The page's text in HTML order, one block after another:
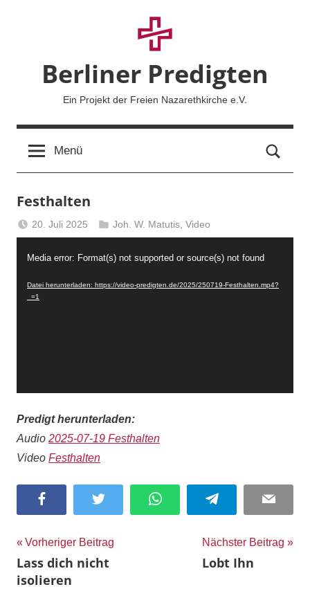
Berliner Predigten
Ein Projekt der Freien Nazarethkirche e.V.
Menü
Festhalten
20. Juli 2025
Berliner
Predigten
Joh. W. Matutis ,Video
Media error: Format(s) not supported or source(s) not found
Datei herunterladen: https://video-predigten.de/2025/250719-Festhalten.mp4?
_=1
Predigt herunterladen:
Audio 2025-07-19 Festhalten
Video Festhalten
Facebook Twitter WhatsApp Telegram Email
Beitragsnavigation
Vorheriger Beitrag
Lass dich nicht
isolieren
Nächster Beitrag
Lobt Ihn